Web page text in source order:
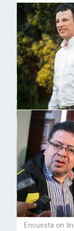
Encuesta on